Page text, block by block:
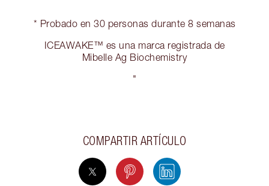
* Probado en 30 personas durante 8 semanas
ICEAWAKE™ es una marca registrada de
Mibelle Ag Biochemistry
"
COMPARTIR ARTÍCULO